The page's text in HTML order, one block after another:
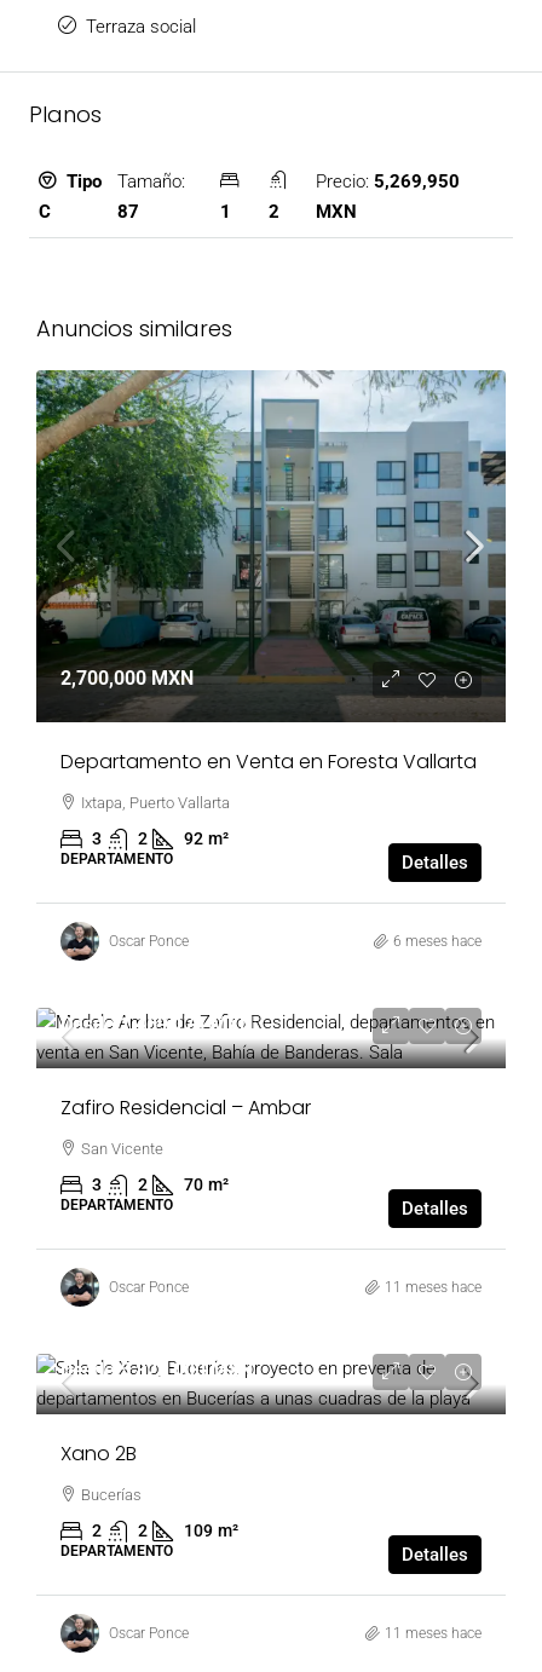
Terraza social
Planos
Tipo
C
Tamaño:
87
1 2
Precio:5,269,950
MXN
Anuncios similares
2,700,000 MXN
Departamento en Venta en Foresta Vallarta
Ixtapa, Puerto Vallarta
3 2 92 m²
DEPARTAMENTO Detalles
Oscar Ponce 6 meses hace
Desde1,469,174 MXN
Zafiro Residencial – Ambar
San Vicente
3 2 70 m²
DEPARTAMENTO Detalles
Oscar Ponce 11 meses hace
Desde5,828,000 MXN
Xano 2B
Bucerías
2 2 109 m²
DEPARTAMENTO Detalles
Oscar Ponce 11 meses hace